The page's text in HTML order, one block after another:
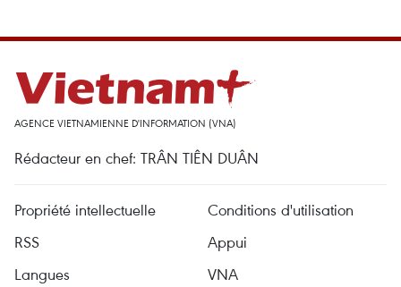
AGENCE VIETNAMIENNE D'INFORMATION (VNA)
Rédacteur en chef: TRÂN TIÊN DUÂN
Propriété intellectuelle
Conditions d'utilisation
RSS
Appui
Langues
VNA